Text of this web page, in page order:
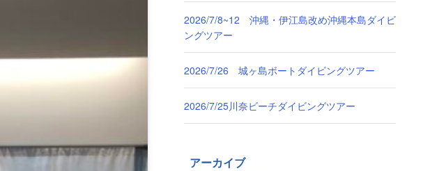
2026/7/8~12 沖縄・伊江島改め沖縄本島ダイビ
ングツアー
2026/7/26 城ヶ島ボートダイビングツアー
2026/7/25川奈ビーチダイビングツアー
アーカイブ